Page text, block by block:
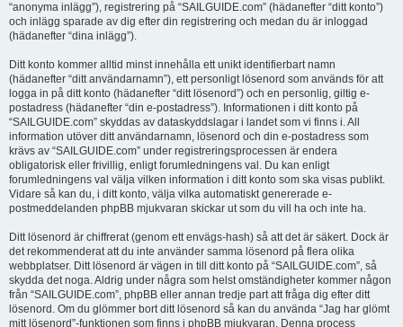
“anonyma inlägg”), registrering på “SAILGUIDE.com” (hädanefter “ditt konto”)
och inlägg sparade av dig efter din registrering och medan du är inloggad
(hädanefter “dina inlägg”).
Ditt konto kommer alltid minst innehålla ett unikt identifierbart namn
(hädanefter “ditt användarnamn”), ett personligt lösenord som används för att
logga in på ditt konto (hädanefter “ditt lösenord”) och en personlig, giltig e-
postadress (hädanefter “din e-postadress”). Informationen i ditt konto på
“SAILGUIDE.com” skyddas av dataskyddslagar i landet som vi finns i. All
information utöver ditt användarnamn, lösenord och din e-postadress som
krävs av “SAILGUIDE.com” under registreringsprocessen är endera
obligatorisk eller frivillig, enligt forumledningens val. Du kan enligt
forumledningens val välja vilken information i ditt konto som ska visas publikt.
Vidare så kan du, i ditt konto, välja vilka automatiskt genererade e-
postmeddelanden phpBB mjukvaran skickar ut som du vill ha och inte ha.
Ditt lösenord är chiffrerat (genom ett envägs-hash) så att det är säkert. Dock är
det rekommenderat att du inte använder samma lösenord på flera olika
webbplatser. Ditt lösenord är vägen in till ditt konto på “SAILGUIDE.com”, så
skydda det noga. Aldrig under några som helst omständigheter kommer någon
från “SAILGUIDE.com”, phpBB eller annan tredje part att fråga dig efter ditt
lösenord. Om du glömmer bort ditt lösenord så kan du använda “Jag har glömt
mitt lösenord”-funktionen som finns i phpBB mjukvaran. Denna process